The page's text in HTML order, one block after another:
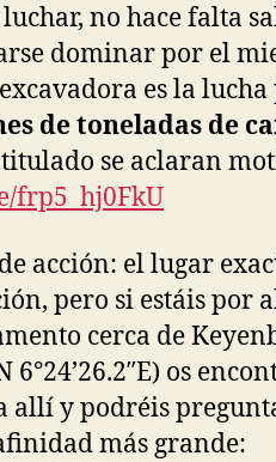
no hace falta
dominar por el
es la
de toneladas de
se aclaran
frp5_hj0FkU
acción: el lugar
pero si estáis por
cerca de
6°24’26.2″E) os
allí y podréis
más grande: